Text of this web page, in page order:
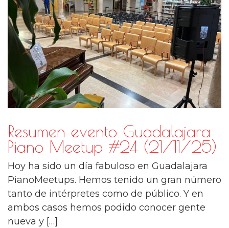
Resumen evento Guadalajara
Piano Meetup #24 (21/11/25)
Hoy ha sido un día fabuloso en Guadalajara
PianoMeetups. Hemos tenido un gran número
tanto de intérpretes como de público. Y en
ambos casos hemos podido conocer gente
nueva y […]